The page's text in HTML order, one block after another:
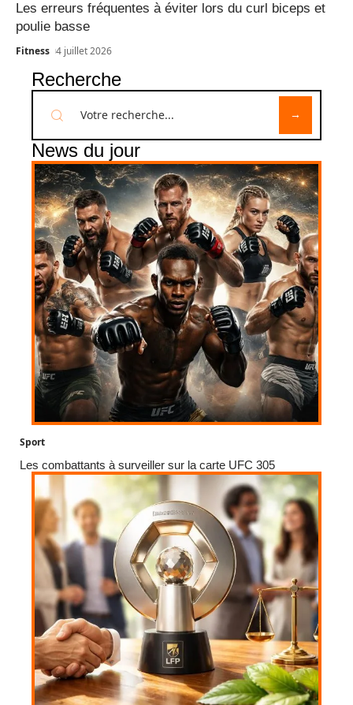
Les erreurs fréquentes à éviter lors du curl biceps et
poulie basse
Fitness 4 juillet 2026
Recherche
News du jour
Sport
Les combattants à surveiller sur la carte UFC 305